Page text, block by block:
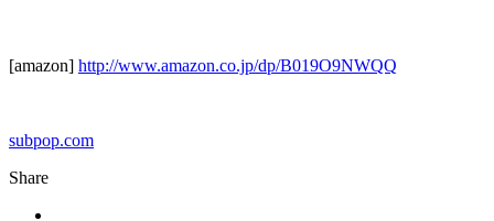
[amazon] http://www.amazon.co.jp/dp/B019O9NWQQ
subpop.com
Share